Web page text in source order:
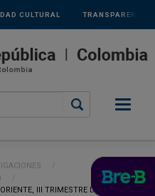
CULTURAL TRANSPARENCIA
III TRIMESTRE DE 2022